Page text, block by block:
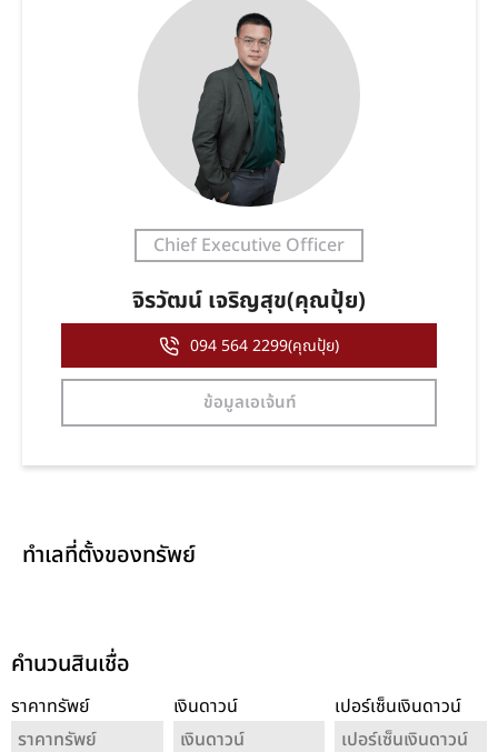
Chief Executive Officer
จิรวัฒน์ เจริญสุข(คุณปุ้ย)
094 564 2299(คุณปุ้ย)
ข้อมูลเอเจ้นท์
ทำเลที่ตั้งของทรัพย์
คำนวนสินเชื่อ
ราคาทรัพย์ เงินดาวน์ เปอร์เซ็นเงินดาวน์